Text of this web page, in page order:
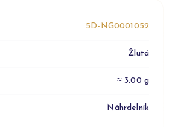
5D-NG0001052
Žlutá
≈ 3.00 g
Náhrdelník